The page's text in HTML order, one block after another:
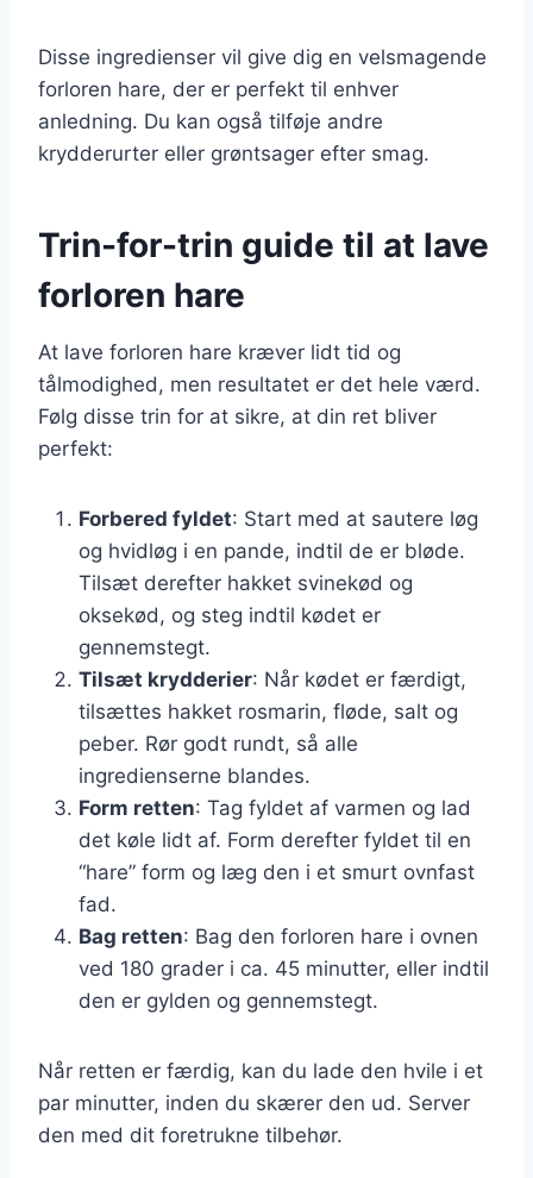
Disse ingredienser vil give dig en velsmagende
forloren hare, der er perfekt til enhver
anledning. Du kan også tilføje andre
krydderurter eller grøntsager efter smag.
Trin-for-trin guide til at lave
forloren hare
At lave forloren hare kræver lidt tid og
tålmodighed, men resultatet er det hele værd.
Følg disse trin for at sikre, at din ret bliver
perfekt:
Forbered fyldet: Start med at sautere løg
og hvidløg i en pande, indtil de er bløde.
Tilsæt derefter hakket svinekød og
oksekød, og steg indtil kødet er
gennemstegt.
Tilsæt krydderier: Når kødet er færdigt,
tilsættes hakket rosmarin, fløde, salt og
peber. Rør godt rundt, så alle
ingredienserne blandes.
Form retten: Tag fyldet af varmen og lad
det køle lidt af. Form derefter fyldet til en
“hare” form og læg den i et smurt ovnfast
fad.
Bag retten: Bag den forloren hare i ovnen
ved 180 grader i ca. 45 minutter, eller indtil
den er gylden og gennemstegt.
Når retten er færdig, kan du lade den hvile i et
par minutter, inden du skærer den ud. Server
den med dit foretrukne tilbehør.